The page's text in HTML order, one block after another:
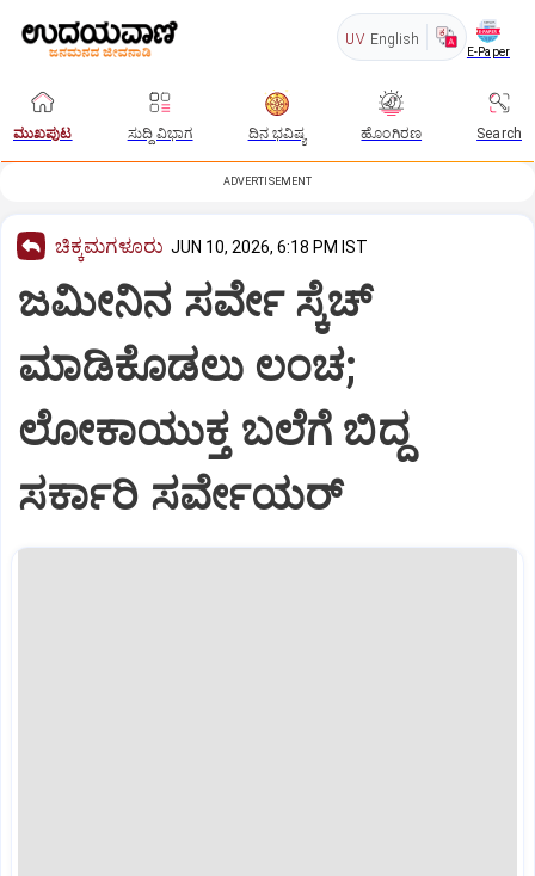
UV English
E-Paper
ಮುಖಪುಟ ಸುದ್ದಿ ವಿಭಾಗ ದಿನ ಭವಿಷ್ಯ ಹೊಂಗಿರಣ Search
ADVERTISEMENT
ಚಿಕ್ಕಮಗಳೂರು JUN 10, 2026, 6:18 PM IST
ಜಮೀನಿನ ಸರ್ವೇ ಸ್ಕೆಚ್
ಮಾಡಿಕೊಡಲು ಲಂಚ;
ಲೋಕಾಯುಕ್ತ ಬಲೆಗೆ ಬಿದ್ದ
ಸರ್ಕಾರಿ ಸರ್ವೇಯರ್